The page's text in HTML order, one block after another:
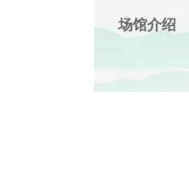
场馆介绍